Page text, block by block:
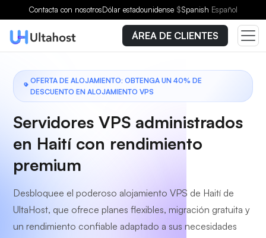
Contacta con nosotrosDólar estadounidense $Spanish Español
ÁREA DE CLIENTES
OFERTA DE ALOJAMIENTO: OBTENGA UN 40% DE
DESCUENTO EN ALOJAMIENTO VPS
Servidores VPS administrados
en Haití con rendimiento
premium
Desbloquee el poderoso alojamiento VPS de Haití de
UltaHost, que ofrece planes flexibles, migración gratuita y
un rendimiento confiable adaptado a sus necesidades